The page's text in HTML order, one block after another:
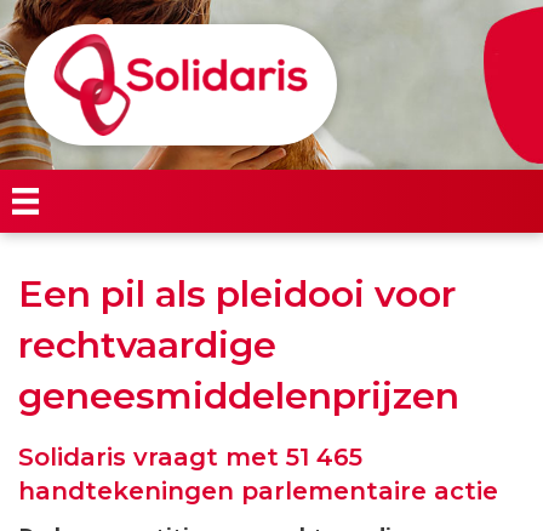
Een pil als pleidooi voor
rechtvaardige
geneesmiddelenprijzen
Solidaris vraagt met 51 465
handtekeningen parlementaire actie